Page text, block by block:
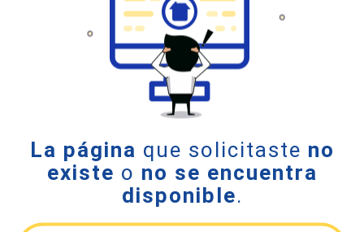
La página que solicitaste no
existe o no se encuentra
disponible.